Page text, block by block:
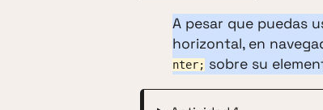
A pesar que puedas
horizontal, en
nter; sobre su